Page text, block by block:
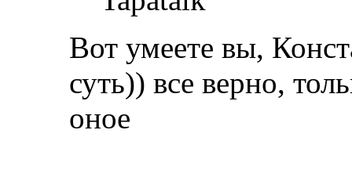
Вот умеете вы,
суть)) все верно,
оное